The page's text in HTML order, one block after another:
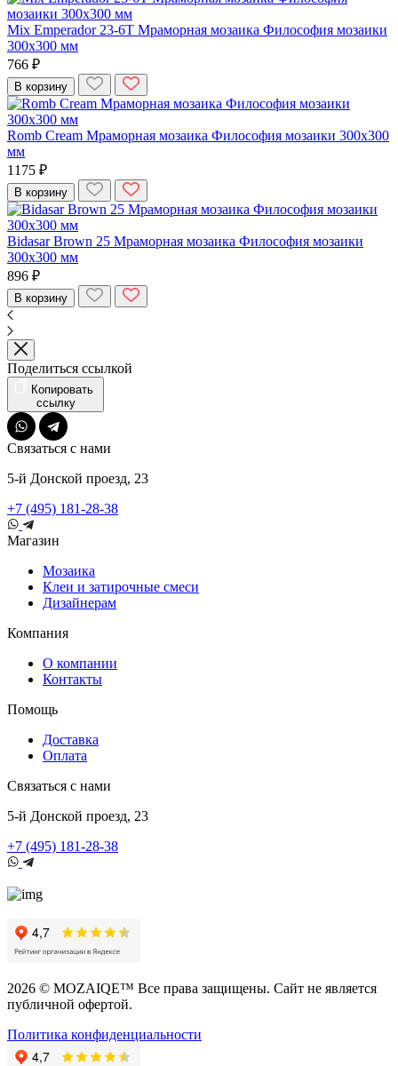
Mix Emperador 23-6T Мраморная мозаика Философия мозаики
300x300 мм
766 ₽
В корзину
Romb Cream Мраморная мозаика Философия мозаики 300x300
мм
1175 ₽
В корзину
Bidasar Brown 25 Мраморная мозаика Философия мозаики
300x300 мм
896 ₽
В корзину
Поделиться ссылкой
Копировать
ссылку
Связаться с нами
5-й Донской проезд, 23
+7 (495) 181-28-38
Магазин
Мозаика
Клеи и затирочные смеси
Дизайнерам
Компания
О компании
Контакты
Помощь
Доставка
Оплата
Связаться с нами
5-й Донской проезд, 23
+7 (495) 181-28-38
2026 © MOZAIQE™ Все права защищены. Сайт не является
публичной офертой.
Политика конфиденциальности